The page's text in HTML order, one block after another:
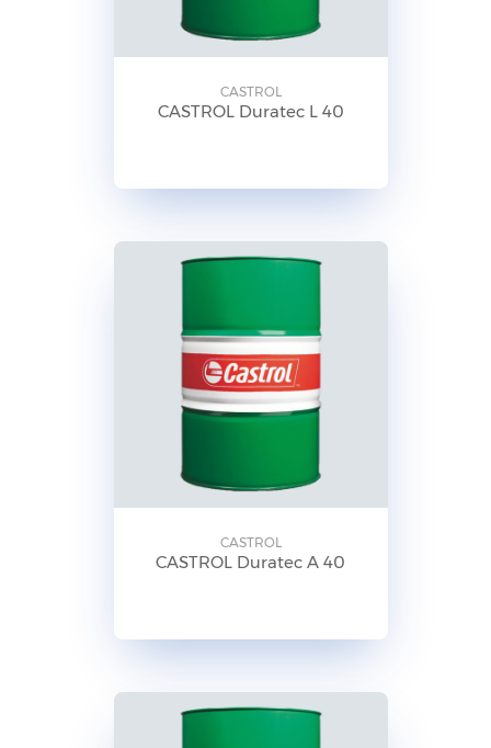
CASTROL
CASTROL Duratec L 40
CASTROL
CASTROL Duratec A 40